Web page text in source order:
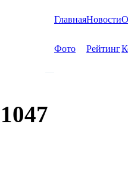
ГлавнаяНовости
Фото Рейтинг
1047